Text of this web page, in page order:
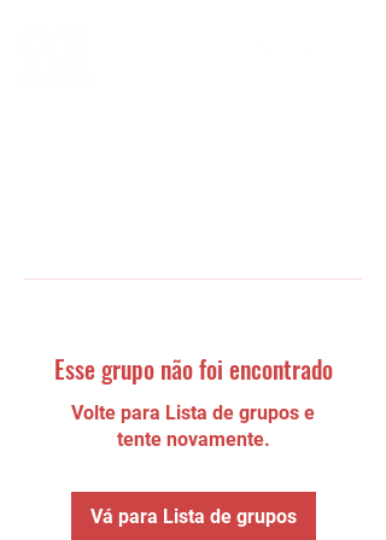
Esse grupo não foi encontrado
Volte para Lista de grupos e
tente novamente.
Vá para Lista de grupos